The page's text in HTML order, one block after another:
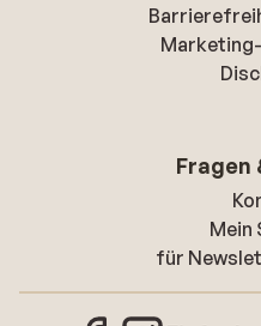
Fragen
Mein
für